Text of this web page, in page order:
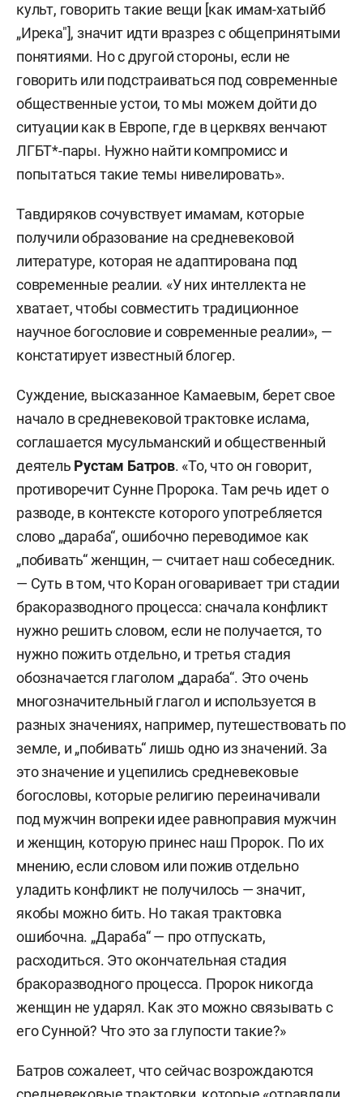
культ, говорить такие вещи [как имам-хатыйб
„Ирека"], значит идти вразрез с общепринятыми
понятиями. Но с другой стороны, если не
говорить или подстраиваться под современные
общественные устои, то мы можем дойти до
ситуации как в Европе, где в церквях венчают
ЛГБТ*-пары. Нужно найти компромисс и
попытаться такие темы нивелировать».
Тавдиряков сочувствует имамам, которые
получили образование на средневековой
литературе, которая не адаптирована под
современные реалии. «У них интеллекта не
хватает, чтобы совместить традиционное
научное богословие и современные реалии», —
констатирует известный блогер.
Суждение, высказанное Камаевым, берет свое
начало в средневековой трактовке ислама,
соглашается мусульманский и общественный
деятель Рустам Батров. «То, что он говорит,
противоречит Сунне Пророка. Там речь идет о
разводе, в контексте которого употребляется
слово „дараба“, ошибочно переводимое как
„побивать“ женщин, — считает наш собеседник.
— Суть в том, что Коран оговаривает три стадии
бракоразводного процесса: сначала конфликт
нужно решить словом, если не получается, то
нужно пожить отдельно, и третья стадия
обозначается глаголом „дараба“. Это очень
многозначительный глагол и используется в
разных значениях, например, путешествовать по
земле, и „побивать“ лишь одно из значений. За
это значение и уцепились средневековые
богословы, которые религию переиначивали
под мужчин вопреки идее равноправия мужчин
и женщин, которую принес наш Пророк. По их
мнению, если словом или пожив отдельно
уладить конфликт не получилось — значит,
якобы можно бить. Но такая трактовка
ошибочна. „Дараба“ — про отпускать,
расходиться. Это окончательная стадия
бракоразводного процесса. Пророк никогда
женщин не ударял. Как это можно связывать с
его Сунной? Что это за глупости такие?»
Батров сожалеет, что сейчас возрождаются